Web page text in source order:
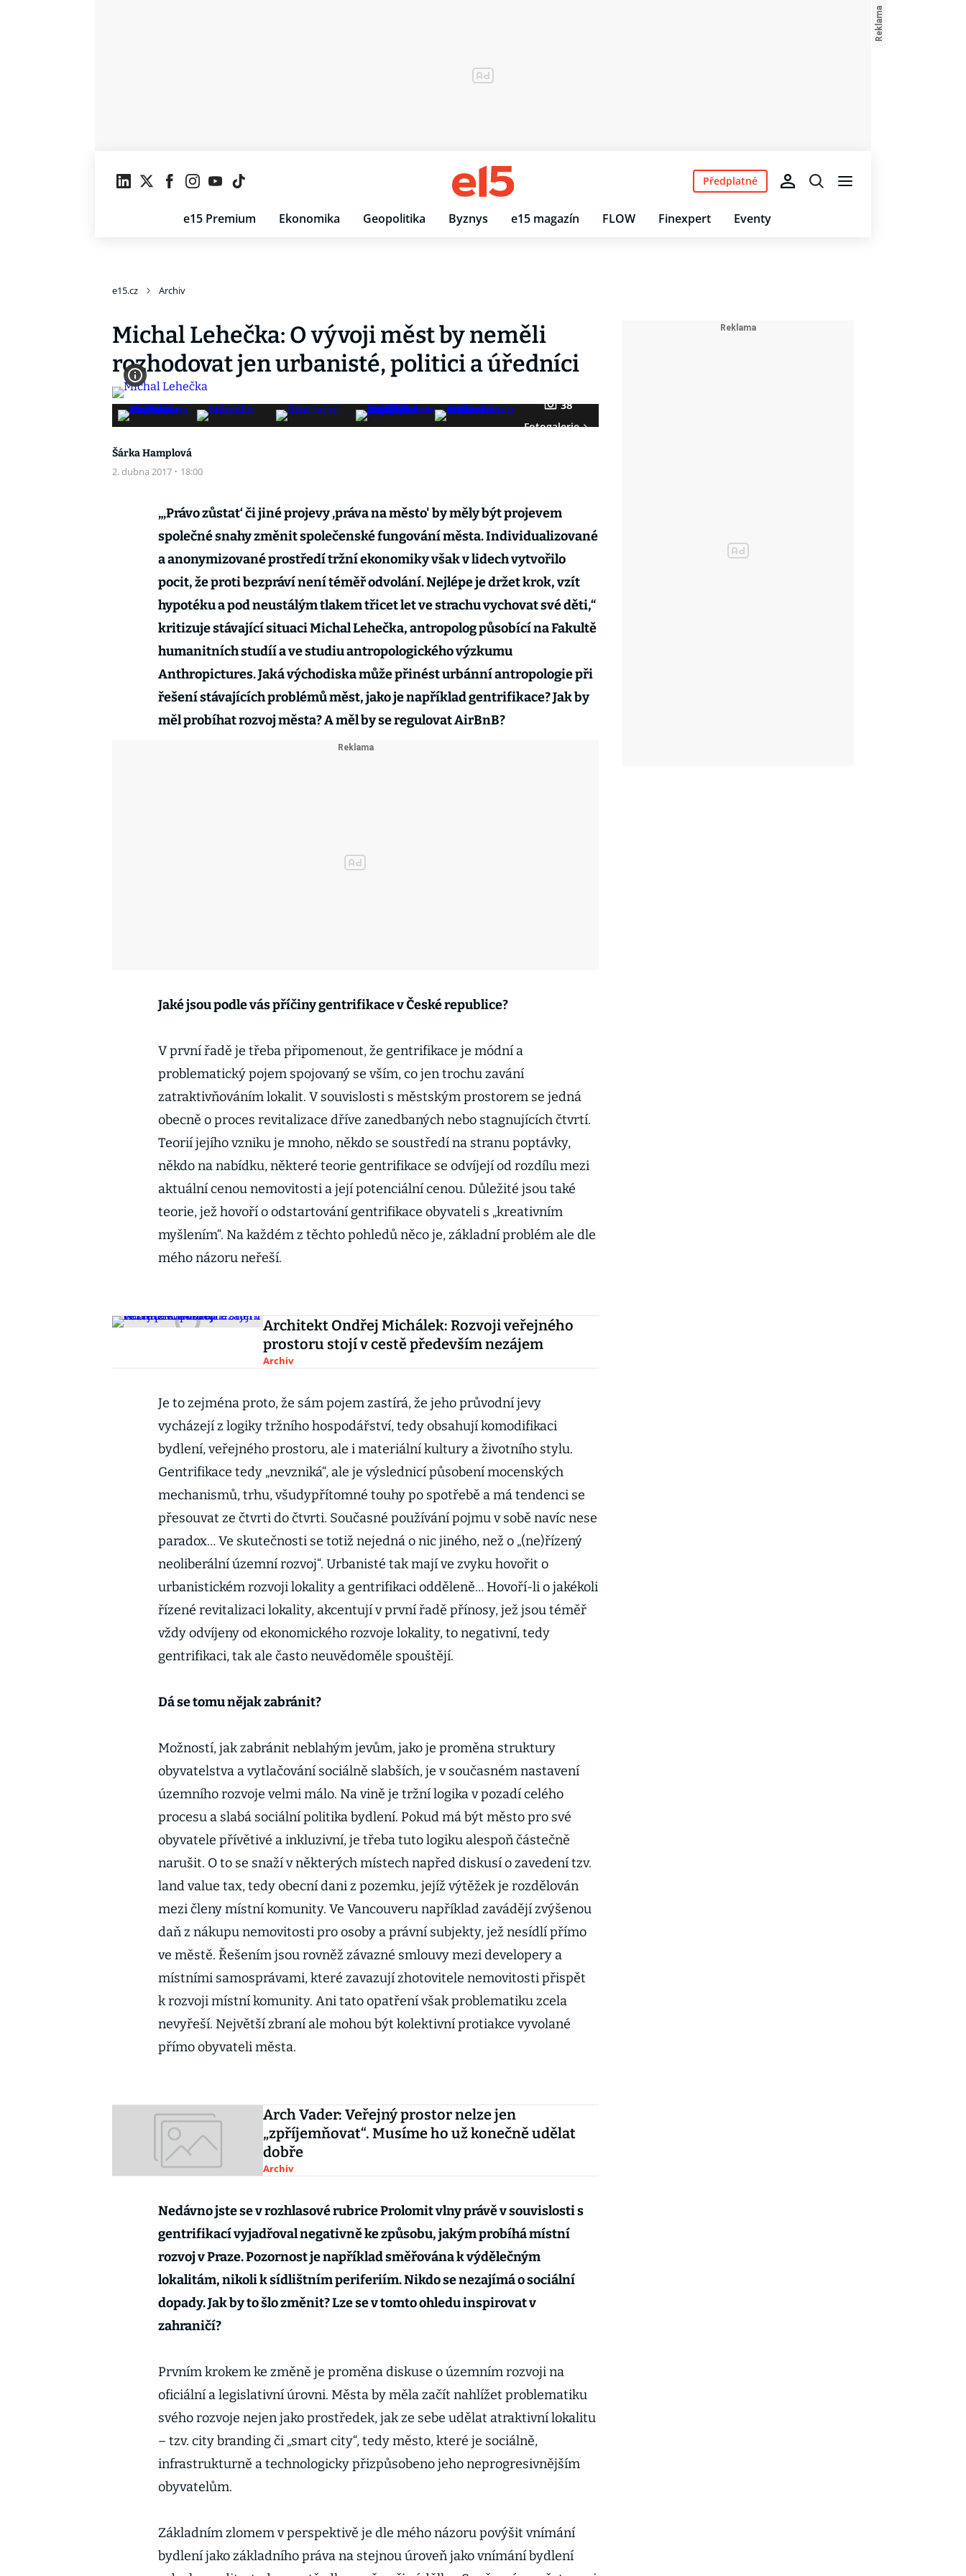
e15 Premium Ekonomika Geopolitika Byznys e15 magazín FLOW Finexpert Eventy
Předplatné
e15.cz Archiv
Michal Lehečka: O vývoji měst by neměli
rozhodovat jen urbanisté, politici a úředníci
38
Fotogalerie
Šárka Hamplová
2. dubna 2017 · 18:00
„‚Právo zůstat‘ či jiné projevy ‚práva na město' by měly být projevem
společné snahy změnit společenské fungování města. Individualizované
a anonymizované prostředí tržní ekonomiky však v lidech vytvořilo
pocit, že proti bezpráví není téměř odvolání. Nejlépe je držet krok, vzít
hypotéku a pod neustálým tlakem třicet let ve strachu vychovat své děti,“
kritizuje stávající situaci Michal Lehečka, antropolog působící na Fakultě
humanitních studíí a ve studiu antropologického výzkumu
Anthropictures. Jaká východiska může přinést urbánní antropologie při
řešení stávajících problémů měst, jako je například gentrifikace? Jak by
měl probíhat rozvoj města? A měl by se regulovat AirBnB?
Jaké jsou podle vás příčiny gentrifikace v České republice?
V první řadě je třeba připomenout, že gentrifikace je módní a
problematický pojem spojovaný se vším, co jen trochu zavání
zatraktivňováním lokalit. V souvislosti s městským prostorem se jedná
obecně o proces revitalizace dříve zanedbaných nebo stagnujících čtvrtí.
Teorií jejího vzniku je mnoho, někdo se soustředí na stranu poptávky,
někdo na nabídku, některé teorie gentrifikace se odvíjejí od rozdílu mezi
aktuální cenou nemovitosti a její potenciální cenou. Důležité jsou také
teorie, jež hovoří o odstartování gentrifikace obyvateli s „kreativním
myšlením“. Na každém z těchto pohledů něco je, základní problém ale dle
mého názoru neřeší.
Architekt Ondřej Michálek: Rozvoji veřejného
prostoru stojí v cestě především nezájem
Archiv
Je to zejména proto, že sám pojem zastírá, že jeho průvodní jevy
vycházejí z logiky tržního hospodářství, tedy obsahují komodifikaci
bydlení, veřejného prostoru, ale i materiální kultury a životního stylu.
Gentrifikace tedy „nevzniká“, ale je výslednicí působení mocenských
mechanismů, trhu, všudypřítomné touhy po spotřebě a má tendenci se
přesouvat ze čtvrti do čtvrti. Současné používání pojmu v sobě navíc nese
paradox… Ve skutečnosti se totiž nejedná o nic jiného, než o „(ne)řízený
neoliberální územní rozvoj“. Urbanisté tak mají ve zvyku hovořit o
urbanistickém rozvoji lokality a gentrifikaci odděleně… Hovoří-li o jakékoli
řízené revitalizaci lokality, akcentují v první řadě přínosy, jež jsou téměř
vždy odvíjeny od ekonomického rozvoje lokality, to negativní, tedy
gentrifikaci, tak ale často neuvědoměle spouštějí.
Dá se tomu nějak zabránit?
Možností, jak zabránit neblahým jevům, jako je proměna struktury
obyvatelstva a vytlačování sociálně slabších, je v současném nastavení
územního rozvoje velmi málo. Na vině je tržní logika v pozadí celého
procesu a slabá sociální politika bydlení. Pokud má být město pro své
obyvatele přívětivé a inkluzivní, je třeba tuto logiku alespoň částečně
narušit. O to se snaží v některých místech napřed diskusí o zavedení tzv.
land value tax, tedy obecní dani z pozemku, jejíž výtěžek je rozdělován
mezi členy místní komunity. Ve Vancouveru například zavádějí zvýšenou
daň z nákupu nemovitosti pro osoby a právní subjekty, jež nesídlí přímo
ve městě. Řešením jsou rovněž závazné smlouvy mezi developery a
místními samosprávami, které zavazují zhotovitele nemovitosti přispět
k rozvoji místní komunity. Ani tato opatření však problematiku zcela
nevyřeší. Největší zbraní ale mohou být kolektivní protiakce vyvolané
přímo obyvateli města.
Arch Vader: Veřejný prostor nelze jen
„zpříjemňovat“. Musíme ho už konečně udělat
dobře
Archiv
Nedávno jste se v rozhlasové rubrice Prolomit vlny právě v souvislosti s
gentrifikací vyjadřoval negativně ke způsobu, jakým probíhá místní
rozvoj v Praze. Pozornost je například směřována k výdělečným
lokalitám, nikoli k sídlištním periferiím. Nikdo se nezajímá o sociální
dopady. Jak by to šlo změnit? Lze se v tomto ohledu inspirovat v
zahraničí?
Prvním krokem ke změně je proměna diskuse o územním rozvoji na
oficiální a legislativní úrovni. Města by měla začít nahlížet problematiku
svého rozvoje nejen jako prostředek, jak ze sebe udělat atraktivní lokalitu
– tzv. city branding či „smart city“, tedy město, které je sociálně,
infrastrukturně a technologicky přizpůsobeno jeho neprogresivnějším
obyvatelům.
Základním zlomem v perspektivě je dle mého názoru povýšit vnímání
bydlení jako základního práva na stejnou úroveň jako vnímání bydlení